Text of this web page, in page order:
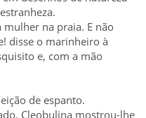
na praia. E não
disse o marinheiro à
e, com a mão
de espanto.
Cleobulina mostrou-lhe